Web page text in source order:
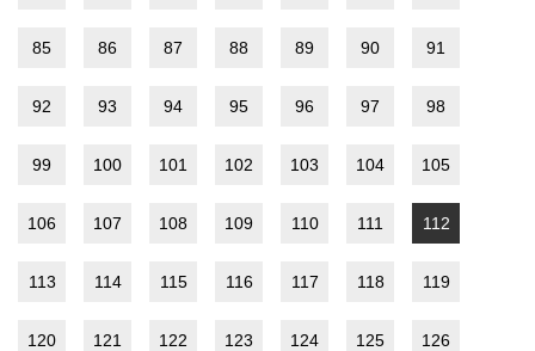
85 86 87 88 89 90 91
92 93 94 95 96 97 98
99 100 101 102 103 104 105
106 107 108 109 110 111 112
113 114 115 116 117 118 119
120 121 122 123 124 125 126